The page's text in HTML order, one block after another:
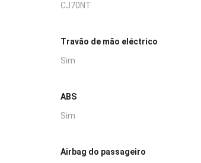
CJ70NT
Travão de mão eléctrico
Sim
ABS
Sim
Airbag do passageiro